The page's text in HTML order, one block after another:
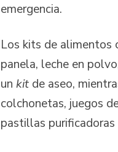
emergencia.
Los kits de alimentos
panela, leche en
un kit de aseo,
colchonetas, juegos
pastillas